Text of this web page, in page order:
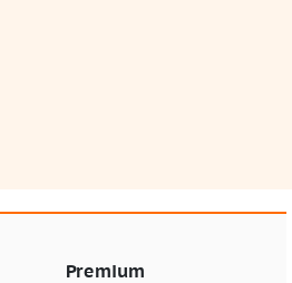
Premium